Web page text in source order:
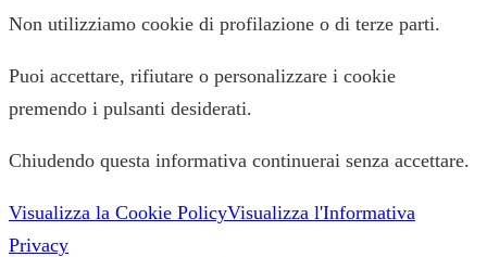
Non utilizziamo cookie di profilazione o di terze parti.
Puoi accettare, rifiutare o personalizzare i cookie
premendo i pulsanti desiderati.
Chiudendo questa informativa continuerai senza accettare.
Visualizza la Cookie PolicyVisualizza l'Informativa
Privacy